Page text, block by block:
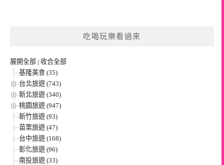
吃喝玩樂看過來
展開全部 | 收合全部
基隆美食 (35)
台北旅遊 (743)
新北旅遊 (340)
桃園旅遊 (947)
新竹旅遊 (93)
苗栗旅遊 (47)
台中旅遊 (168)
彰化旅遊 (96)
南投旅遊 (33)